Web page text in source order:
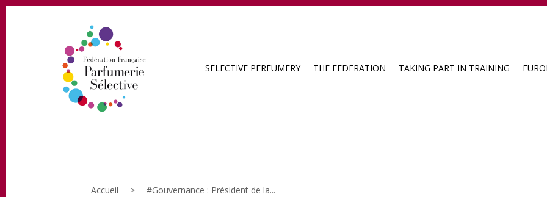
SELECTIVE PERFUMERY THE FEDERATION TAKING PART IN TRAINING
Accueil > #Gouvernance : Président de la...